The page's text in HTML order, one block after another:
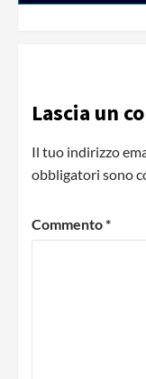
Lascia un
Il tuo indirizzo
obbligatori sono
Commento*